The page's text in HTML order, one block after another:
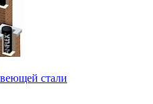
стали